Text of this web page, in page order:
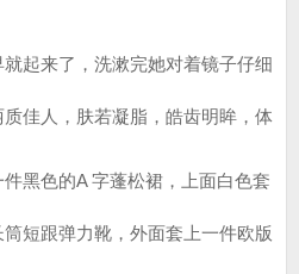
来了，洗漱完她对着镜子仔细
佳人，肤若凝脂，皓齿明眸，体
色的A 字蓬松裙，上面白色套
短跟弹力靴，外面套上一件欧版